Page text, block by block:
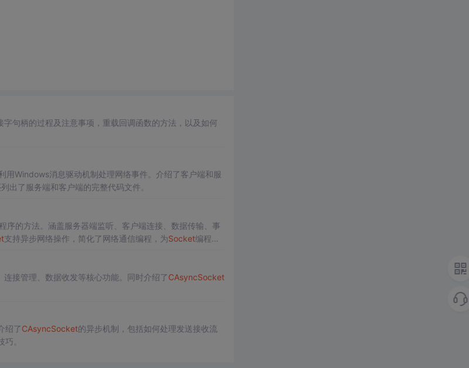
字句柄的过程及注意事项，重载回调函数的方法，以及如何
用Windows消息驱动机制处理网络事件。介绍了客户端和服
出了服务端和客户端的完整代码文件。
序的方法。涵盖服务器端监听、客户端连接、数据传输、事
支持异步网络操作，简化了网络通信编程，为Socket编程和
接管理、数据收发等核心功能。同时介绍了CAsyncSocket
绍了CAsyncSocket的异步机制，包括如何处理发送接收流
。